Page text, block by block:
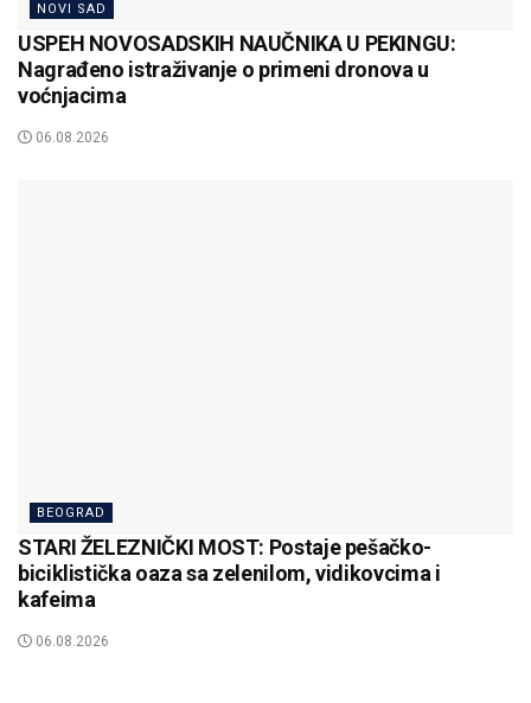
NOVI SAD
USPEH NOVOSADSKIH NAUČNIKA U PEKINGU:
Nagrađeno istraživanje o primeni dronova u
voćnjacima
06.08.2026
BEOGRAD
STARI ŽELEZNIČKI MOST: Postaje pešačko-
biciklistička oaza sa zelenilom, vidikovcima i
kafeima
06.08.2026